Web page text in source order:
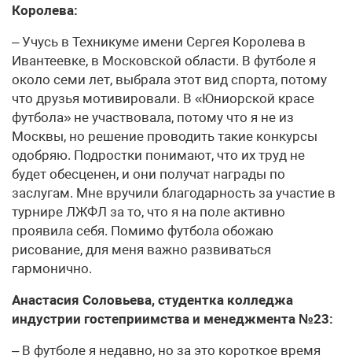
Королева:
– Учусь в Техникуме имени Сергея Королева в
Ивантеевке, в Московской области. В футболе я
около семи лет, выбрала этот вид спорта, потому
что друзья мотивировали. В «Юниорской красе
футбола» не участвовала, потому что я не из
Москвы, но решение проводить такие конкурсы
одобряю. Подростки понимают, что их труд не
будет обесценен, и они получат награды по
заслугам. Мне вручили благодарность за участие в
турнире ЛЖФЛ за то, что я на поле активно
проявила себя. Помимо футбола обожаю
рисование, для меня важно развиваться
гармонично.
Анастасия Соловьева, студентка колледжа
индустрии гостеприимства и менеджмента №23:
– В футболе я недавно, но за это короткое время